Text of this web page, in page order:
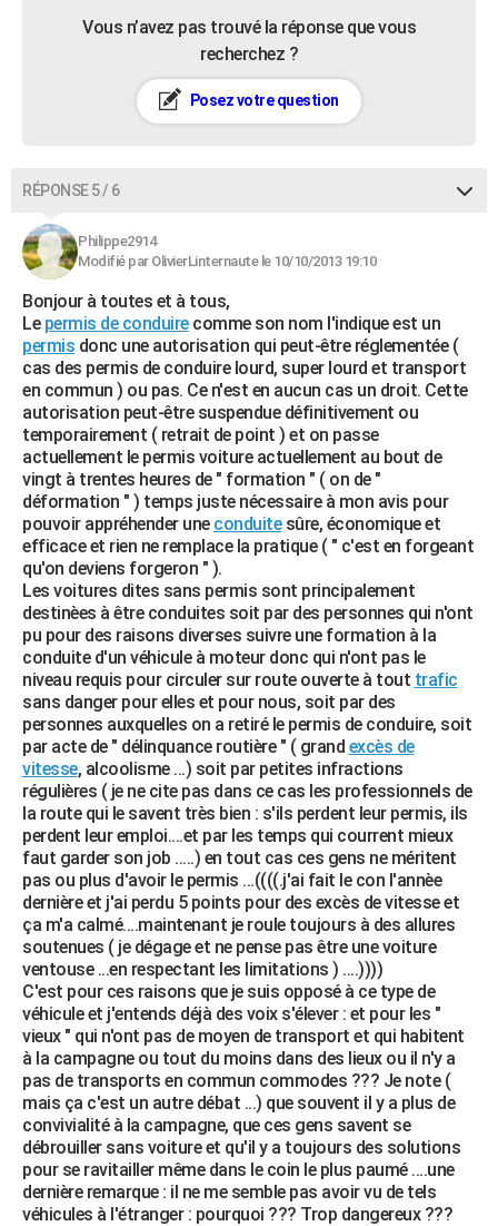
Vous n’avez pas trouvé la réponse que vous
recherchez ?
Posez votre question
RÉPONSE 5 / 6
Philippe2914
Modifié par OlivierLinternaute le 10/10/2013 19:10
Bonjour à toutes et à tous,
Le permis de conduirecomme son nom l'indique est un
permis donc une autorisation qui peut-être réglementée (
cas des permis de conduire lourd, super lourd et transport
en commun ) ou pas. Ce n'est en aucun cas un droit. Cette
autorisation peut-être suspendue définitivement ou
temporairement ( retrait de point ) et on passe
actuellement le permis voiture actuellement au bout de
vingt à trentes heures de " formation " ( on de "
déformation " ) temps juste nécessaire à mon avis pour
pouvoir appréhender une conduitesûre, économique et
efficace et rien ne remplace la pratique ( " c'est en forgeant
qu'on deviens forgeron " ).
Les voitures dites sans permis sont principalement
destinèes à être conduites soit par des personnes qui n'ont
pu pour des raisons diverses suivre une formation à la
conduite d'un véhicule à moteur donc qui n'ont pas le
niveau requis pour circuler sur route ouverte à tout trafic
sans danger pour elles et pour nous, soit par des
personnes auxquelles on a retiré le permis de conduire, soit
par acte de " délinquance routière " ( grand excès de
vitesse, alcoolisme ...) soit par petites infractions
régulières ( je ne cite pas dans ce cas les professionnels de
la route qui le savent très bien : s'ils perdent leur permis, ils
perdent leur emploi....et par les temps qui courrent mieux
faut garder son job .....) en tout cas ces gens ne méritent
pas ou plus d'avoir le permis ...((((.j'ai fait le con l'annèe
dernière et j'ai perdu 5 points pour des excès de vitesse et
ça m'a calmé....maintenant je roule toujours à des allures
soutenues ( je dégage et ne pense pas être une voiture
ventouse ...en respectant les limitations ) ....))))
C'est pour ces raisons que je suis opposé à ce type de
véhicule et j'entends déjà des voix s'élever : et pour les "
vieux " qui n'ont pas de moyen de transport et qui habitent
à la campagne ou tout du moins dans des lieux ou il n'y a
pas de transports en commun commodes ??? Je note (
mais ça c'est un autre débat ...) que souvent il y a plus de
convivialité à la campagne, que ces gens savent se
débrouiller sans voiture et qu'il y a toujours des solutions
pour se ravitailler même dans le coin le plus paumé ....une
dernière remarque : il ne me semble pas avoir vu de tels
véhicules à l'étranger : pourquoi ??? Trop dangereux ???